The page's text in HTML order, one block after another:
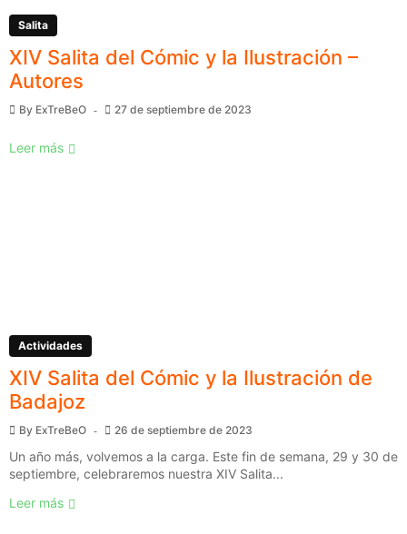
Salita
XIV Salita del Cómic y la Ilustración –
Autores
By ExTreBeO 27 de septiembre de 2023
Leer más
Actividades
XIV Salita del Cómic y la Ilustración de
Badajoz
By ExTreBeO 26 de septiembre de 2023
Un año más, volvemos a la carga. Este fin de semana, 29 y 30 de
septiembre, celebraremos nuestra XIV Salita...
Leer más